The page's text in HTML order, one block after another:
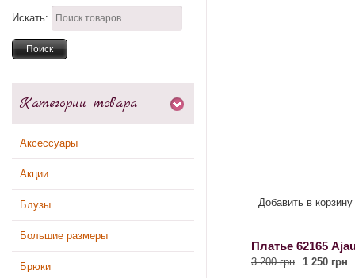
Искать:
Категории товара
Аксессуары
Акции
Блузы
Большие размеры
Брюки
Добавить в корзину
Платье 62165
3 200 грн 1 250 грн